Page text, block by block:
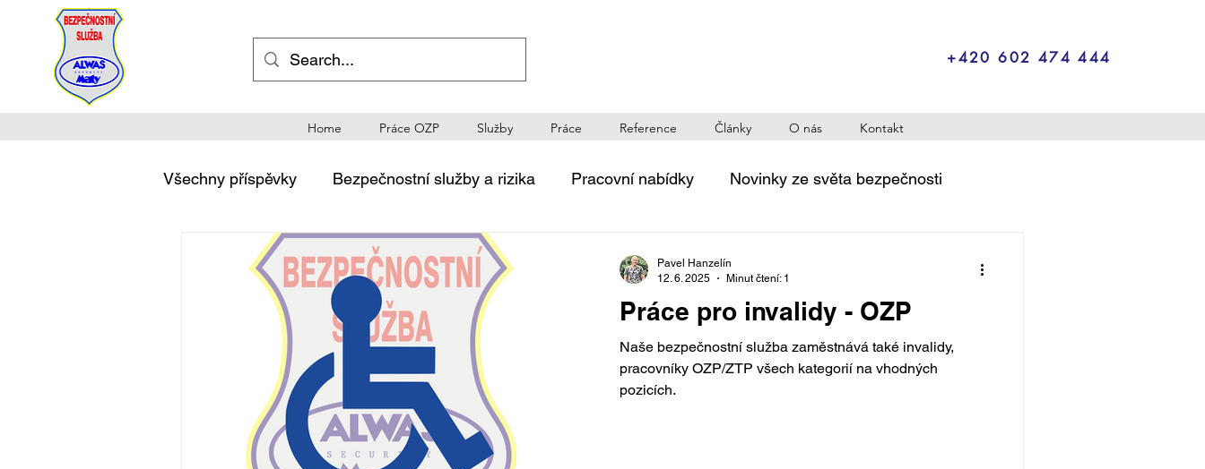
+420 602 474 444
Home Práce OZP Služby Práce Reference Články O nás Kontakt
Všechny příspěvky Bezpečnostní služby a rizika Pracovní nabídky Novinky ze světa bezpečnosti
Legislativa v komerční bezpečnosti Tématické diskuze
Práce pro invalidy - OZP
Naše bezpečnostní služba zaměstnává také invalidy,
pracovníky OZP/ZTP všech kategorií na vhodných
pozicích.
Pavel Hanzelín
12. 6. 2025
Minut čtení: 1